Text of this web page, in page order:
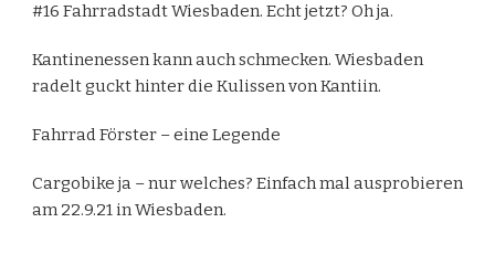
#16 Fahrradstadt Wiesbaden. Echt jetzt? Oh ja.
Kantinenessen kann auch schmecken. Wiesbaden
radelt guckt hinter die Kulissen von Kantiin.
Fahrrad Förster – eine Legende
Cargobike ja – nur welches? Einfach mal ausprobieren
am 22.9.21 in Wiesbaden.